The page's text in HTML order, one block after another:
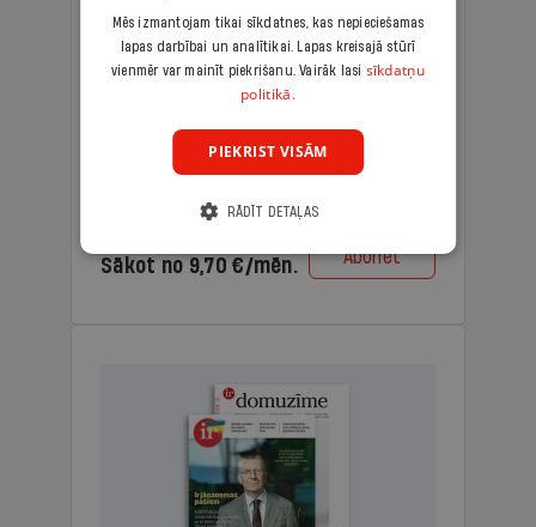
KOMPLEKTS IR + LASIS
Ģimenes komplekts – aizraujošs
lasāmžurnāls bērniem un analītiska
lasāmviela vecākiem.
Sākot no 9,70 €/mēn. Abonēt
Mēs izmantojam tikai sīkdatnes, kas nepieciešamas
lapas darbībai un analītikai. Lapas kreisajā stūrī
vienmēr var mainīt piekrišanu. Vairāk lasi sīkdatņu
politikā.
PIEKRIST VISĀM
RĀDĪT DETAĻAS